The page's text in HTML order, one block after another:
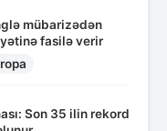
mübarizədən
fasilə verir
Son 35 ilin rekord